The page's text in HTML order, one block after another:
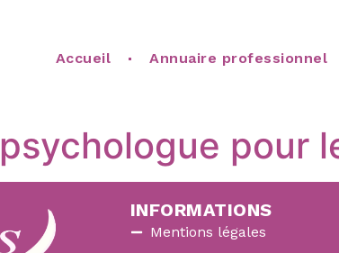
Accueil Annuaire professionnel
psychologue pour
INFORMATIONS
Mentions légales